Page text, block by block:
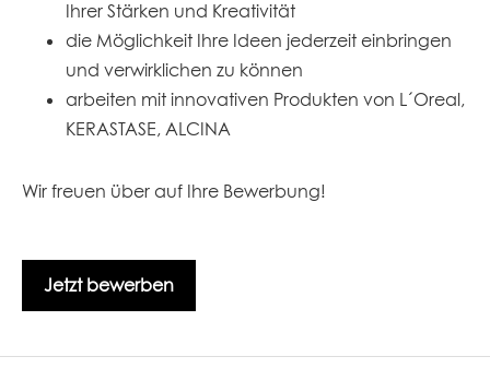
Ihrer Stärken und Kreativität
die Möglichkeit Ihre Ideen jederzeit einbringen
und verwirklichen zu können
arbeiten mit innovativen Produkten von L´Oreal,
KERASTASE, ALCINA
Wir freuen über auf Ihre Bewerbung!
Jetzt bewerben